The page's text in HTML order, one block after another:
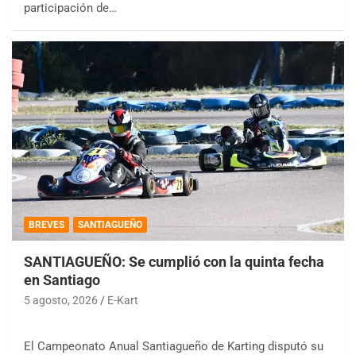
participación de…
BREVES SANTIAGUEÑO
SANTIAGUEÑO: Se cumplió con la quinta fecha
en Santiago
5 agosto, 2026 E-Kart
El Campeonato Anual Santiagueño de Karting disputó su